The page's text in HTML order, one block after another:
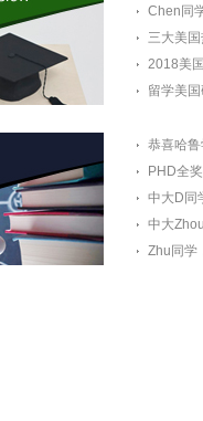
Chen同
三大美
2018美
留学美
恭喜哈
​PHD全
中大D同
中大
Zhu同学